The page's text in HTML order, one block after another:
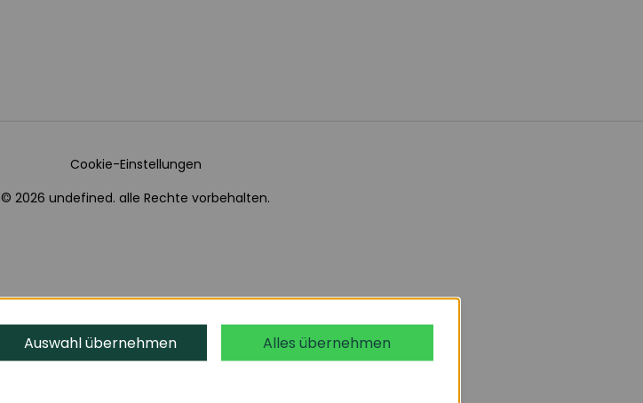
Cookie-Einstellungen
© 2026 undefined. alle Rechte vorbehalten.
Auswahl übernehmen Alles übernehmen